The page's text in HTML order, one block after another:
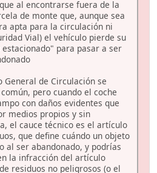
al encontrarse fuera de la
de monte que, aunque sea
apta para la circulación ni
Vial) el vehículo pierde su
para pasar a ser
General de Circulación se
pero cuando el coche
con daños evidentes que
medios propios y sin
el cauce técnico es el artículo
que define cuándo un objeto
al ser abandonado, y podrías
la infracción del artículo
residuos no peligrosos (o el